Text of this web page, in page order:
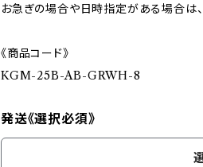
お急ぎの場合や日時指定がある場合は
《商品コード》
KGM-25B-AB-GRWH-8
発送《選択必須》